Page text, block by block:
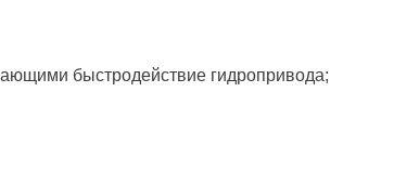
быстродействие гидропривода;